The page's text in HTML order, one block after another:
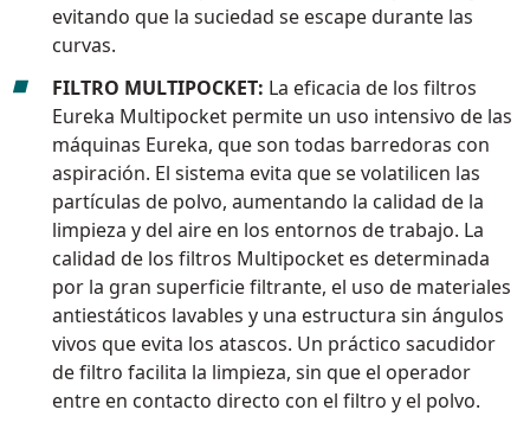
evitando que la suciedad se escape durante las
curvas.
FILTRO MULTIPOCKET: La eficacia de los filtros
Eureka Multipocket permite un uso intensivo de las
máquinas Eureka, que son todas barredoras con
aspiración. El sistema evita que se volatilicen las
partículas de polvo, aumentando la calidad de la
limpieza y del aire en los entornos de trabajo. La
calidad de los filtros Multipocket es determinada
por la gran superficie filtrante, el uso de materiales
antiestáticos lavables y una estructura sin ángulos
vivos que evita los atascos. Un práctico sacudidor
de filtro facilita la limpieza, sin que el operador
entre en contacto directo con el filtro y el polvo.